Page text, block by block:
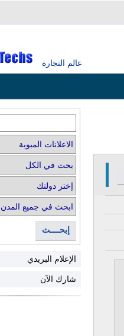
عالم التجارة
إبحــــث
الإعلام البريدي
شارك الآن